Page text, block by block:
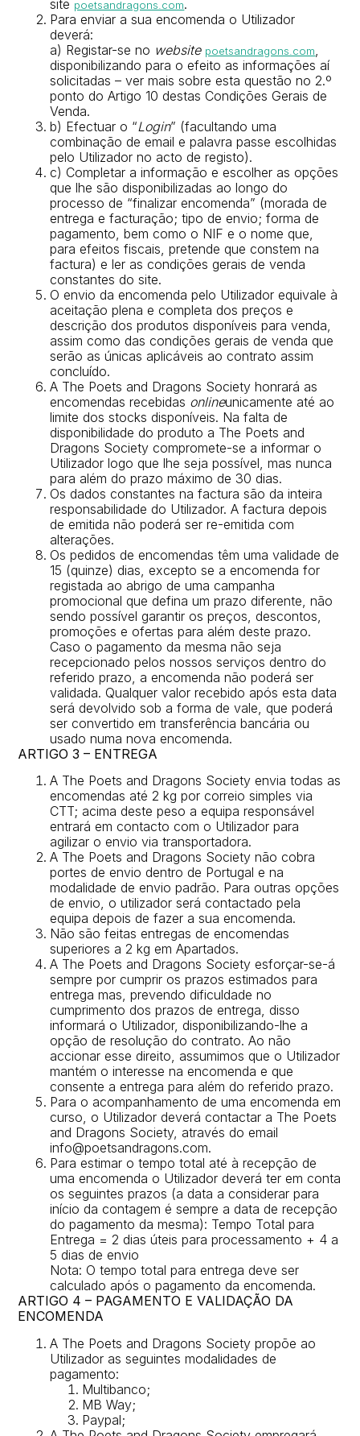
site poetsandragons.com.
Para enviar a sua encomenda o Utilizador
deverá:
a) Registar-se no website poetsandragons.com
disponibilizando para o efeito as informações aí
solicitadas – ver mais sobre esta questão no 2.º
ponto do Artigo 10 destas Condições Gerais de
Venda.
b) Efectuar o “Login” (facultando uma
combinação de email e palavra passe escolhidas
pelo Utilizador no acto de registo).
c) Completar a informação e escolher as opções
que lhe são disponibilizadas ao longo do
processo de “finalizar encomenda” (morada de
entrega e facturação; tipo de envio; forma de
pagamento, bem como o NIF e o nome que,
para efeitos fiscais, pretende que constem na
factura) e ler as condições gerais de venda
constantes do site.
O envio da encomenda pelo Utilizador equivale à
aceitação plena e completa dos preços e
descrição dos produtos disponíveis para venda,
assim como das condições gerais de venda que
serão as únicas aplicáveis ao contrato assim
concluído.
A The Poets and Dragons Society honrará as
encomendas recebidas onlineunicamente até ao
limite dos stocks disponíveis. Na falta de
disponibilidade do produto a The Poets and
Dragons Society compromete-se a informar o
Utilizador logo que lhe seja possível, mas nunca
para além do prazo máximo de 30 dias.
Os dados constantes na factura são da inteira
responsabilidade do Utilizador. A factura depois
de emitida não poderá ser re-emitida com
alterações.
Os pedidos de encomendas têm uma validade de
15 (quinze) dias, excepto se a encomenda for
registada ao abrigo de uma campanha
promocional que defina um prazo diferente, não
sendo possível garantir os preços, descontos,
promoções e ofertas para além deste prazo.
Caso o pagamento da mesma não seja
recepcionado pelos nossos serviços dentro do
referido prazo, a encomenda não poderá ser
validada. Qualquer valor recebido após esta data
será devolvido sob a forma de vale, que poderá
ser convertido em transferência bancária ou
usado numa nova encomenda.
ARTIGO 3 – ENTREGA
A The Poets and Dragons Society envia todas as
encomendas até 2 kg por correio simples via
CTT; acima deste peso a equipa responsável
entrará em contacto com o Utilizador para
agilizar o envio via transportadora.
A The Poets and Dragons Society não cobra
portes de envio dentro de Portugal e na
modalidade de envio padrão. Para outras opções
de envio, o utilizador será contactado pela
equipa depois de fazer a sua encomenda.
Não são feitas entregas de encomendas
superiores a 2 kg em Apartados.
A The Poets and Dragons Society esforçar-se-á
sempre por cumprir os prazos estimados para
entrega mas, prevendo dificuldade no
cumprimento dos prazos de entrega, disso
informará o Utilizador, disponibilizando-lhe a
opção de resolução do contrato. Ao não
accionar esse direito, assumimos que o Utilizador
mantém o interesse na encomenda e que
consente a entrega para além do referido prazo.
Para o acompanhamento de uma encomenda em
curso, o Utilizador deverá contactar a The Poets
and Dragons Society, através do email
info@poetsandragons.com.
Para estimar o tempo total até à recepção de
uma encomenda o Utilizador deverá ter em conta
os seguintes prazos (a data a considerar para
início da contagem é sempre a data de recepção
do pagamento da mesma): Tempo Total para
Entrega = 2 dias úteis para processamento + 4 a
5 dias de envio
Nota: O tempo total para entrega deve ser
calculado após o pagamento da encomenda.
ARTIGO 4 – PAGAMENTO E VALIDAÇÃO DA
ENCOMENDA
A The Poets and Dragons Society propõe ao
Utilizador as seguintes modalidades de
pagamento:
Multibanco;
MB Way;
Paypal;